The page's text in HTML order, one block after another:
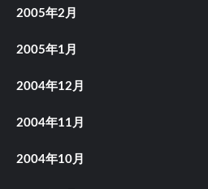
2005年2月
2005年1月
2004年12月
2004年11月
2004年10月